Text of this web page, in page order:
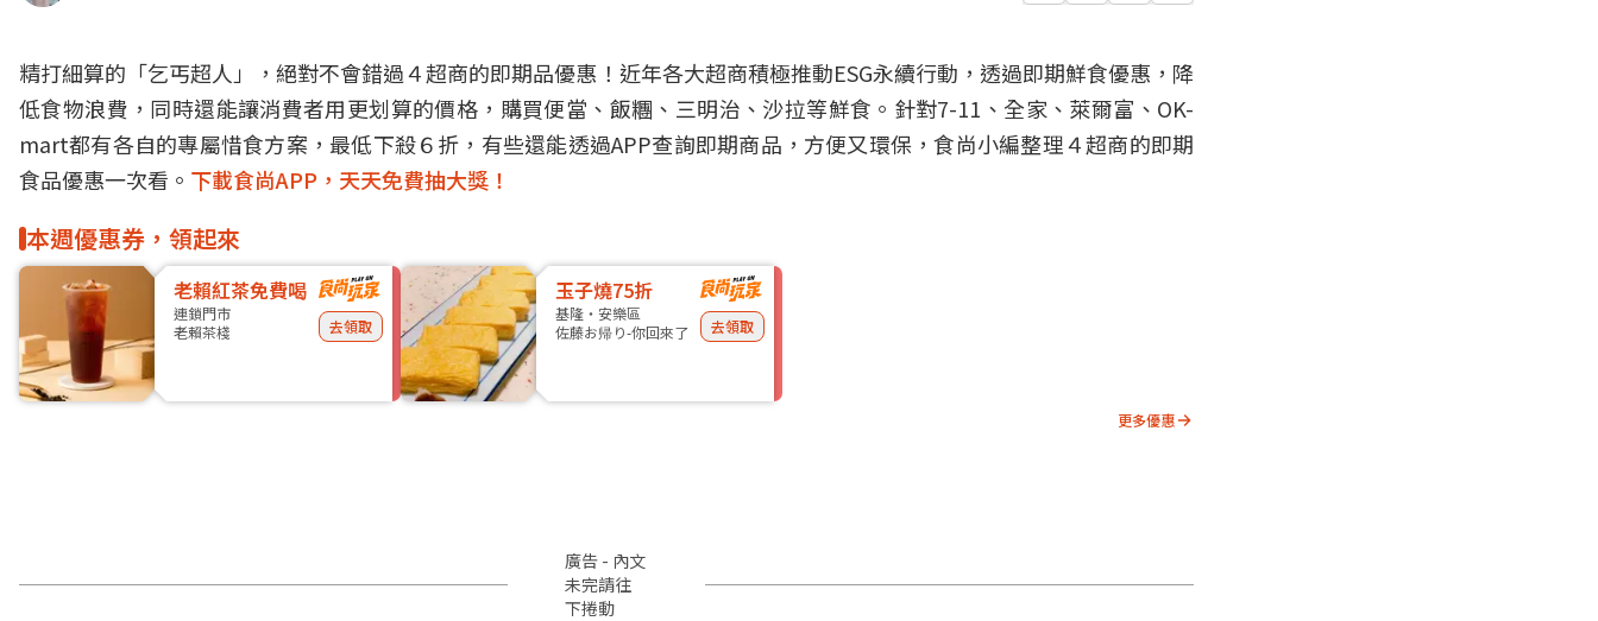
精打細算的「乞丐超人」，絕對不會錯過４超商的即期品優惠！近年各大超商積極推動ESG永續行動，透過即期鮮食優惠，降
低食物浪費，同時還能讓消費者用更划算的價格，購買便當、飯糰、三明治、沙拉等鮮食。針對7-11、全家、萊爾富、OK-
mart都有各自的專屬惜食方案，最低下殺６折，有些還能透過APP查詢即期商品，方便又環保，食尚小編整理４超商的即期
食品優惠一次看。 下載食尚APP，天天免費抽大獎！
本週優惠券，領起來
老賴紅茶免費喝
連鎖門市
老賴茶棧
去領取
玉子燒75折
基隆・安樂區
佐藤お帰り-你回來了
去領取
更多優惠
廣告 - 內文
未完請往
下捲動